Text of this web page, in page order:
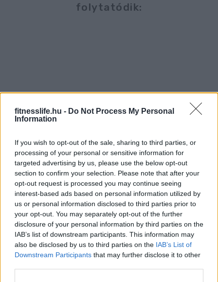
fitnesslife.hu - Do Not Process My Personal
Information
If you wish to opt-out of the sale, sharing to third parties, or
processing of your personal or sensitive information for
targeted advertising by us, please use the below opt-out
section to confirm your selection. Please note that after your
opt-out request is processed you may continue seeing
interest-based ads based on personal information utilized by
us or personal information disclosed to third parties prior to
your opt-out. You may separately opt-out of the further
disclosure of your personal information by third parties on the
IAB’s list of downstream participants. This information may
also be disclosed by us to third parties on the IAB’s List of
Downstream Participants that may further disclose it to other
folytatódik: